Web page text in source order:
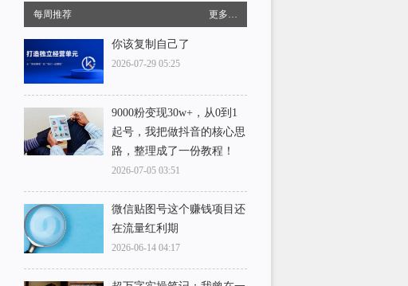
每周推荐 更多…
你该复制自己了
2026-07-29 05:25
9000粉变现30w+，从0到1
起号，我把做抖音的核心思
路，整理成了一份教程！
2026-07-05 03:51
微信贴图号这个赚钱项目还
在流量红利期
2026-06-14 04:17